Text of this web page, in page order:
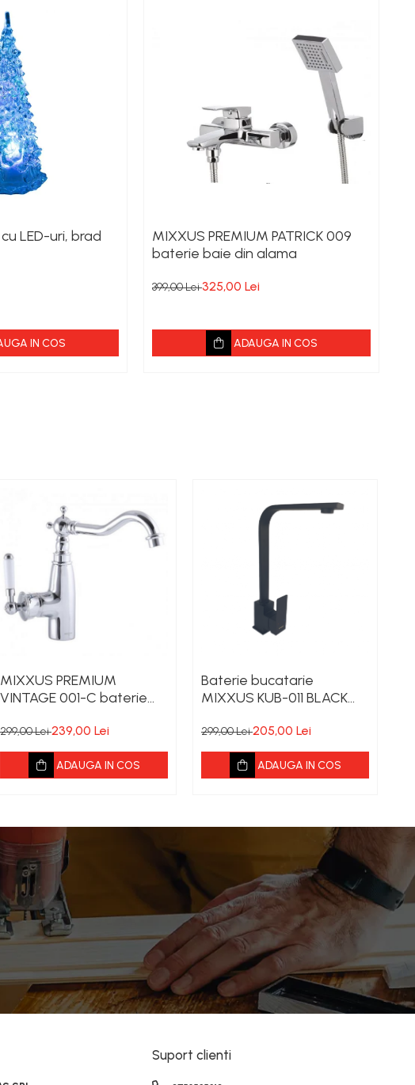
LED-uri, brad
IN COS
MIXXUS PREMIUM PATRICK 009
baterie baie din alama
399,00 Lei325,00 Lei
ADAUGA IN COS
MIXXUS PREMIUM
VINTAGE 001-C baterie
299,00 Lei239,00 Lei
ADAUGA IN COS
Baterie bucatarie
MIXXUS KUB-011 BLACK
299,00 Lei205,00 Lei
ADAUGA IN COS
Suport clienti